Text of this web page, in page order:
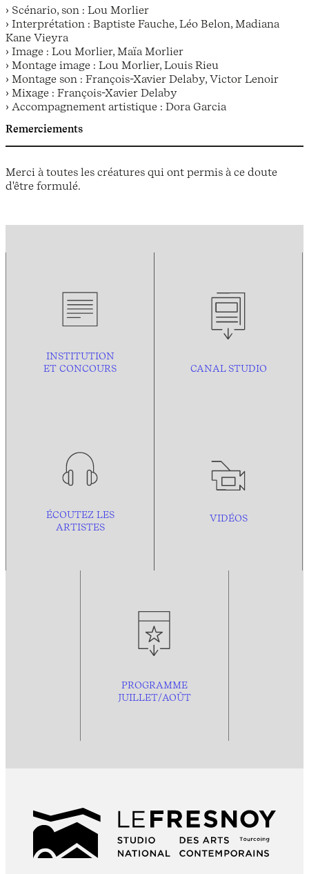
› Scénario, son : Lou Morlier
› Interprétation : Baptiste Fauche, Léo Belon, Madiana
Kane Vieyra
› Image : Lou Morlier, Maïa Morlier
› Montage image : Lou Morlier, Louis Rieu
› Montage son : François-Xavier Delaby, Victor Lenoir
› Mixage : François-Xavier Delaby
› Accompagnement artistique : Dora Garcia
Remerciements
Merci à toutes les créatures qui ont permis à ce doute
d'être formulé.
INSTITUTION
ET CONCOURS
CANAL STUDIO
ÉCOUTEZ LES
ARTISTES
VIDÉOS
PROGRAMME
JUILLET/AOÛT